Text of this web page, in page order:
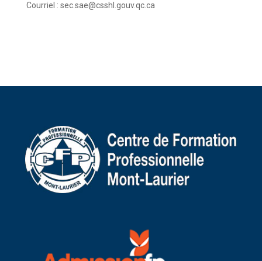
Courriel : sec.sae@csshl.gouv.qc.ca